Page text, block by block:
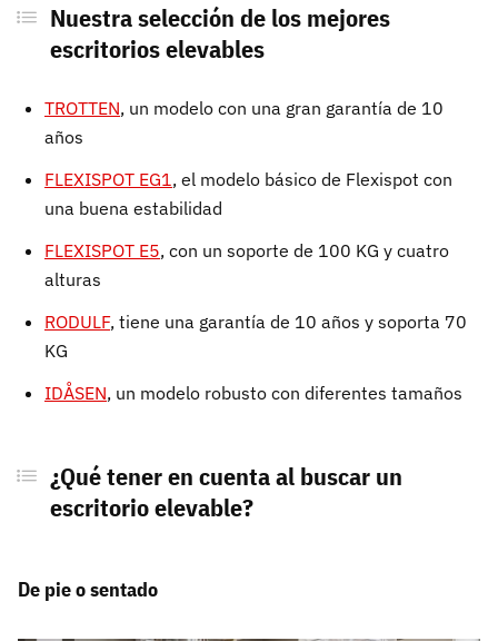
Nuestra selección de los mejores
escritorios elevables
TROTTEN, un modelo con una gran garantía de 10
años
FLEXISPOT EG1, el modelo básico de Flexispot con
una buena estabilidad
FLEXISPOT E5, con un soporte de 100 KG y cuatro
alturas
RODULF, tiene una garantía de 10 años y soporta 70
KG
IDÅSEN, un modelo robusto con diferentes tamaños
¿Qué tener en cuenta al buscar un
escritorio elevable?
De pie o sentado